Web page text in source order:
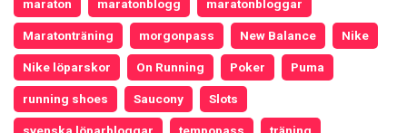
maraton maratonblogg maratonbloggar
Maratonträning morgonpass New Balance Nike
Nike löparskor On Running Poker Puma
running shoes Saucony Slots
svenska löparbloggar tempopass träning